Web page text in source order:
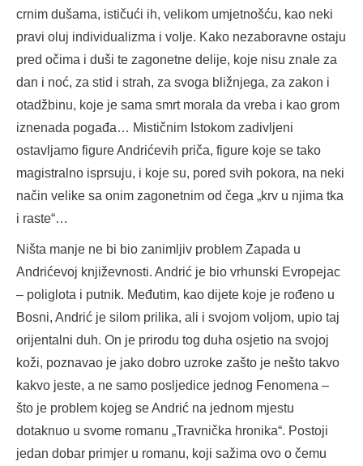
crnim dušama, ističući ih, velikom umjetnošću, kao neki
pravi oluj individualizma i volje. Kako nezaboravne ostaju
pred očima i duši te zagonetne delije, koje nisu znale za
dan i noć, za stid i strah, za svoga bližnjega, za zakon i
otadžbinu, koje je sama smrt morala da vreba i kao grom
iznenada pogađa… Mističnim Istokom zadivljeni
ostavljamo figure Andrićevih priča, figure koje se tako
magistralno isprsuju, i koje su, pored svih pokora, na neki
način velike sa onim zagonetnim od čega „krv u njima tka
i raste“…
Ništa manje ne bi bio zanimljiv problem Zapada u
Andrićevoj književnosti. Andrić je bio vrhunski Evropejac
– poliglota i putnik. Međutim, kao dijete koje je rođeno u
Bosni, Andrić je silom prilika, ali i svojom voljom, upio taj
orijentalni duh. On je prirodu tog duha osjetio na svojoj
koži, poznavao je jako dobro uzroke zašto je nešto takvo
kakvo jeste, a ne samo posljedice jednog Fenomena –
što je problem kojeg se Andrić na jednom mjestu
dotaknuo u svome romanu „Travnička hronika“. Postoji
jedan dobar primjer u romanu, koji sažima ovo o čemu